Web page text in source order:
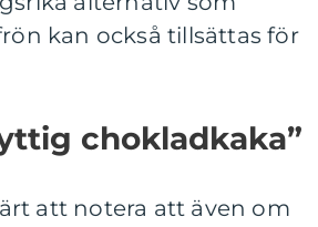
kan också tillsättas för
chokladkaka”
att notera att även om